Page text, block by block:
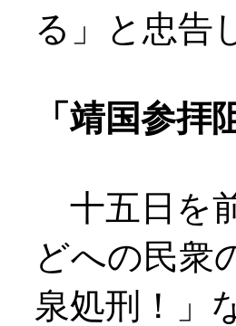
る」と忠告
「靖国参
十五日を
どへの民衆
泉処刑！」